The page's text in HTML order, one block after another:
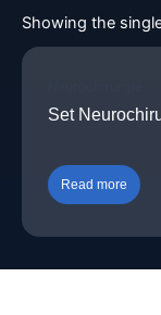
Showing the
Set
Read more